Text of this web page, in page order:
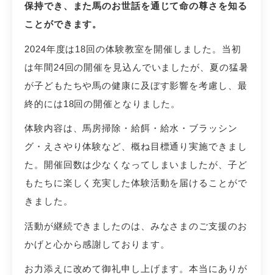
保持でき、また馬のお世話を通じて命の尊さを知る
ことができます。
2024年度は18回の体験教室を開催しました。当初
は年間24回の開催を見込んでいましたが、夏の猛暑
が子どもたちや馬の健康に及ぼす影響を考慮し、最
終的には18回の開催となりました。
体験内容は、馬房掃除・給餌・給水・ブラッシン
グ・えさやり体験など、概ね目標通り実施できまし
た。開催回数は少なくなってしまいましたが、子ど
もたちに楽しく充実した体験活動を届けることがで
きました。
活動が継続できましたのは、みなさまのご支援のお
かげと心から感謝しております。
お力添えに改めて御礼申し上げます。本当にありが